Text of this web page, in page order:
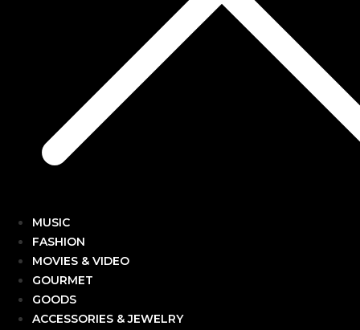
MUSIC
FASHION
MOVIES & VIDEO
GOURMET
GOODS
ACCESSORIES & JEWELRY